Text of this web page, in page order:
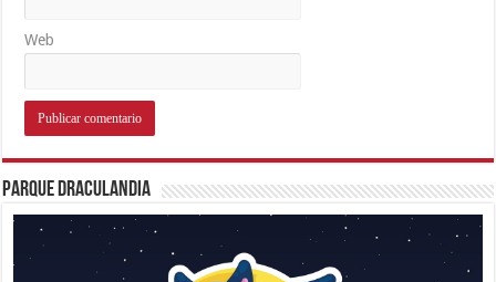
Web
Parque Draculandia